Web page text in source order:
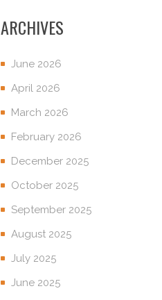
ARCHIVES
June 2026
April 2026
March 2026
February 2026
December 2025
October 2025
September 2025
August 2025
July 2025
June 2025